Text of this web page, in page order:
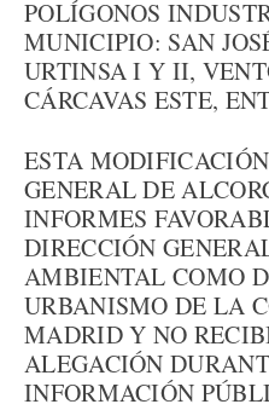
POLÍGONOS
MUNICIPIO: SAN
URTINSA I Y II,
CÁRCAVAS ESTE,
ESTA
GENERAL DE
INFORMES
DIRECCIÓN
AMBIENTAL COMO
URBANISMO DE LA
MADRID Y NO
ALEGACIÓN
INFORMACIÓN